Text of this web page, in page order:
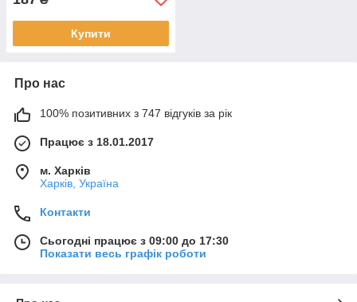
Купити
Про нас
100% позитивних з 747 відгуків за рік
Працює з 18.01.2017
м. Харків
Харків, Україна
Контакти
Сьогодні працює з 09:00 до 17:30
Показати весь графік роботи